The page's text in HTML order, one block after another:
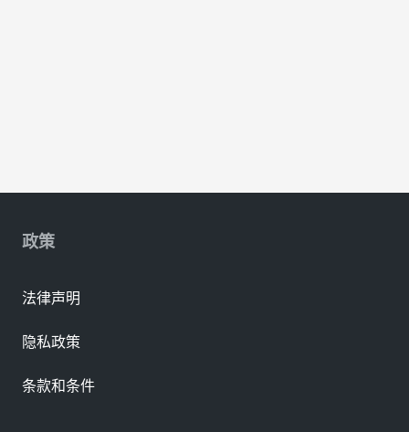
政策
法律声明
隐私政策
条款和条件